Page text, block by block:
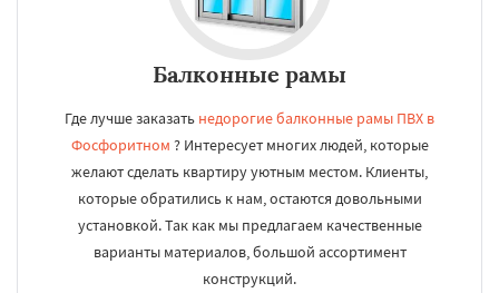
Балконные рамы
Где лучше заказать недорогие балконные рамы ПВХ в
Фосфоритном ? Интересует многих людей, которые
желают сделать квартиру уютным местом. Клиенты,
которые обратились к нам, остаются довольными
установкой. Так как мы предлагаем качественные
варианты материалов, большой ассортимент
конструкций.